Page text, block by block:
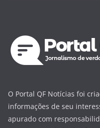
O Portal QF Notícias foi
informações de seu
apurado com